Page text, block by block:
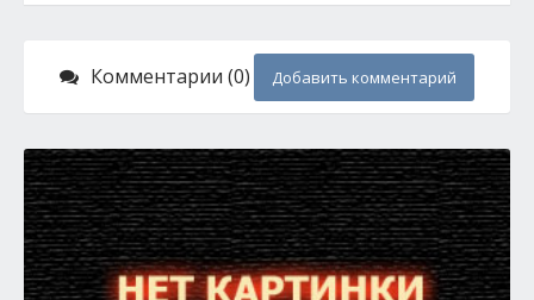
Комментарии (0) Добавить комментарий